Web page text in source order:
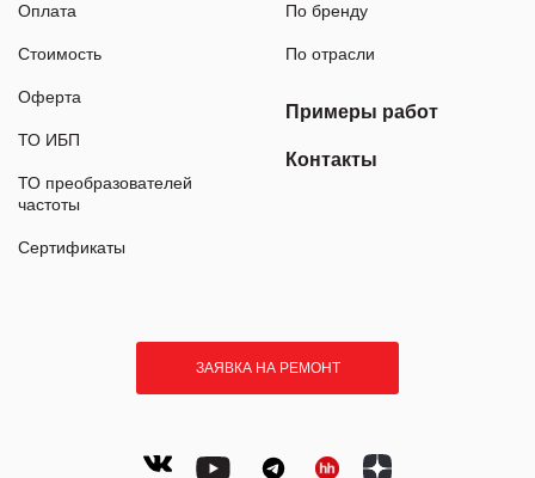
Оплата
Стоимость
Оферта
ТО ИБП
ТО преобразователей
частоты
Сертификаты
По бренду
По отрасли
Примеры работ
Контакты
ЗАЯВКА НА РЕМОНТ